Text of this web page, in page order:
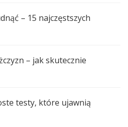
– 15 najczęstszych
– jak skutecznie
testy, które ujawnią